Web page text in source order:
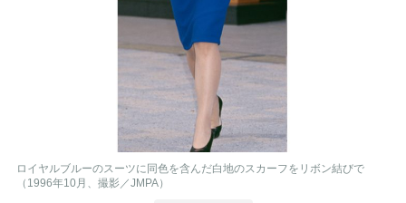
ロイヤルブルーのスーツに同色を含んだ白地のスカーフをリボン結びで
（1996年10月、撮影／JMPA）